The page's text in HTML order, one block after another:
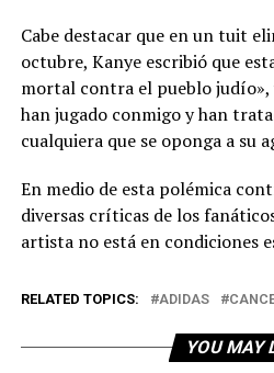
Cabe destacar que en un tuit
octubre, Kanye escribió que
mortal contra el pueblo judío»,
han jugado conmigo y han
cualquiera que se oponga a su
En medio de esta polémica
diversas críticas de los
artista no está en condiciones
RELATED TOPICS: ADIDAS
YOU MAY